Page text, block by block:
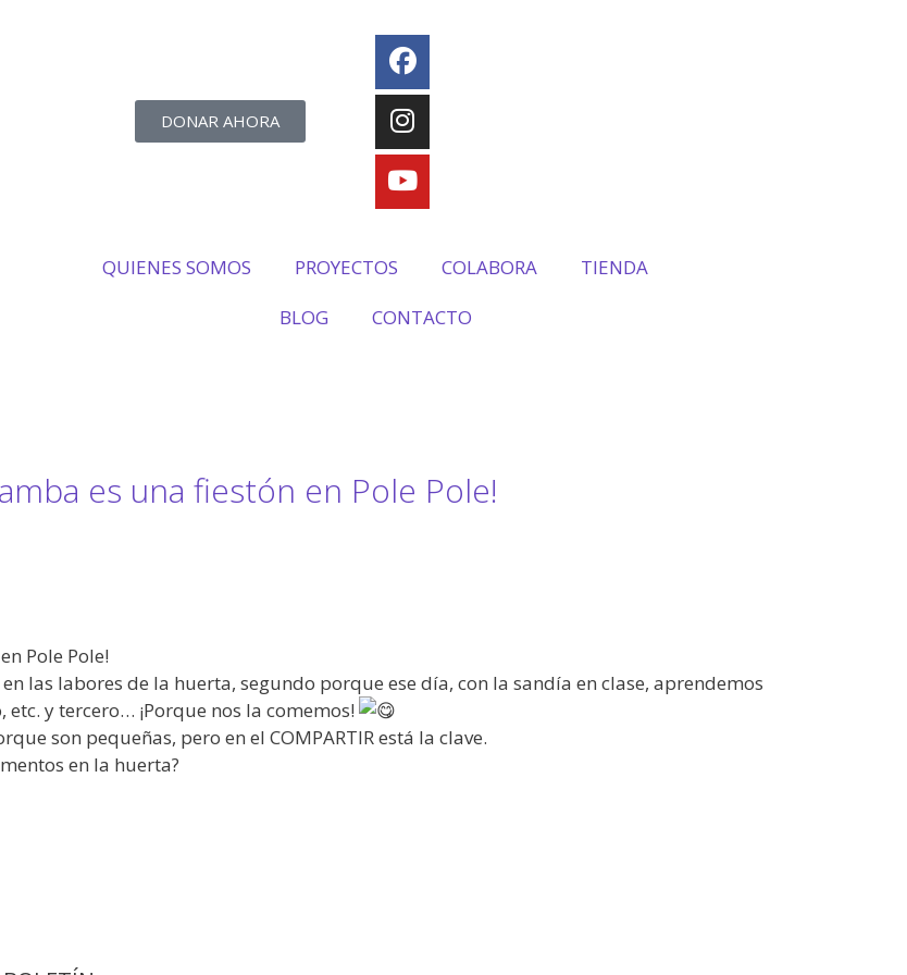
DONAR AHORA
QUIENES SOMOS PROYECTOS COLABORA
TIENDA
BLOG
CONTACTO
es una fiestón en Pole Pole!
Pole Pole!
las labores de la huerta, segundo porque ese día, con la sandía en clase, aprendemos
y tercero… ¡Porque nos la comemos!
son pequeñas, pero en el COMPARTIR está la clave.
en la huerta?